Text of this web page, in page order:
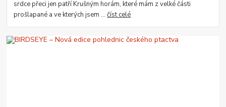
srdce přeci jen patří Krušným horám, které mám z velké části
prošlapané a ve kterých jsem ...číst celé